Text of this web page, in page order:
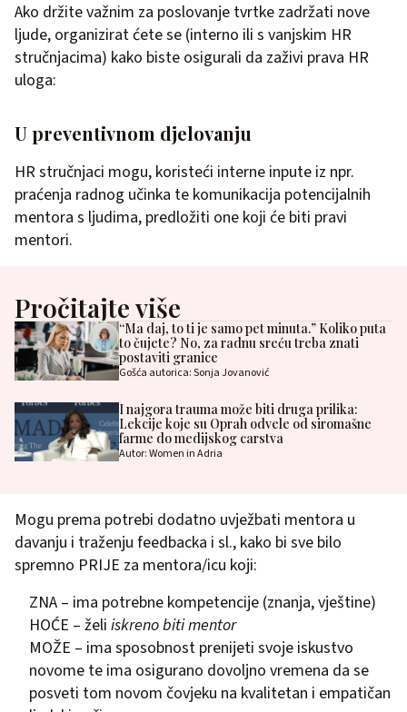
Ako držite važnim za poslovanje tvrtke zadržati nove
ljude, organizirat ćete se (interno ili s vanjskim HR
stručnjacima) kako biste osigurali da zaživi prava HR
uloga:
U preventivnom djelovanju
HR stručnjaci mogu, koristeći interne inpute iz npr.
praćenja radnog učinka te komunikacija potencijalnih
mentora s ljudima, predložiti one koji će biti pravi
mentori.
Pročitajte više
“Ma daj, to ti je samo pet minuta.” Koliko puta
to čujete? No, za radnu sreću treba znati
postaviti granice
Gošća autorica: Sonja Jovanović
I najgora trauma može biti druga prilika:
Lekcije koje su Oprah odvele od siromašne
farme do medijskog carstva
Autor: Women in Adria
Mogu prema potrebi dodatno uvježbati mentora u
davanju i traženju feedbacka i sl., kako bi sve bilo
spremno PRIJE za mentora/icu koji:
ZNA – ima potrebne kompetencije (znanja, vještine)
HOĆE – želi iskreno biti mentor
MOŽE – ima sposobnost prenijeti svoje iskustvo
novome te ima osigurano dovoljno vremena da se
posveti tom novom čovjeku na kvalitetan i empatičan